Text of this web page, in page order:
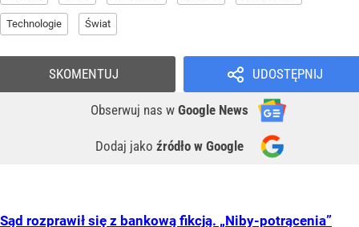
Technologie Świat
UDOSTĘPNIJ
Obserwuj nas w Google News
Dodaj jako źródło w Google
SKOMENTUJ
Sąd rozprawił się z bankową fikcją. „Niby-potrącenia”